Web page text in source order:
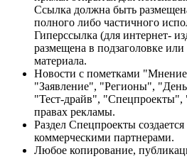
Ссылка должна быть
полного либо частичного
Гиперссылка (для интернет-
размещена в подзаголовке
материала.
Новости с пометками
"Заявление", "Регионы",
"Тест-драйв",
правах рекламы.
Раздел Спецпроекты
коммерческими партнерами.
Любое копирование,